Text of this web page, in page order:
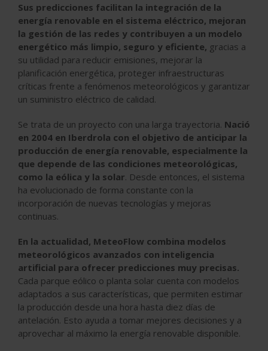
Sus predicciones facilitan la integración de la
energía renovable en el sistema eléctrico, mejoran
la gestión de las redes y contribuyen a un modelo
energético más limpio, seguro y eficiente, gracias a
su utilidad para reducir emisiones, mejorar la
planificación energética, proteger infraestructuras
críticas frente a fenómenos meteorológicos y garantizar
un suministro eléctrico de calidad.
Se trata de un proyecto con una larga trayectoria. Nació
en 2004 en Iberdrola con el objetivo de anticipar la
producción de energía renovable, especialmente la
que depende de las condiciones meteorológicas,
como la eólica y la solar. Desde entonces, el sistema
ha evolucionado de forma constante con la
incorporación de nuevas tecnologías y mejoras
continuas.
En la actualidad, MeteoFlow combina modelos
meteorológicos avanzados con inteligencia
artificial para ofrecer predicciones muy precisas.
Cada parque eólico o planta solar cuenta con modelos
adaptados a sus características, que permiten estimar
la producción desde una hora hasta diez días de
antelación. Esto ayuda a tomar mejores decisiones y a
aprovechar al máximo la energía renovable disponible.